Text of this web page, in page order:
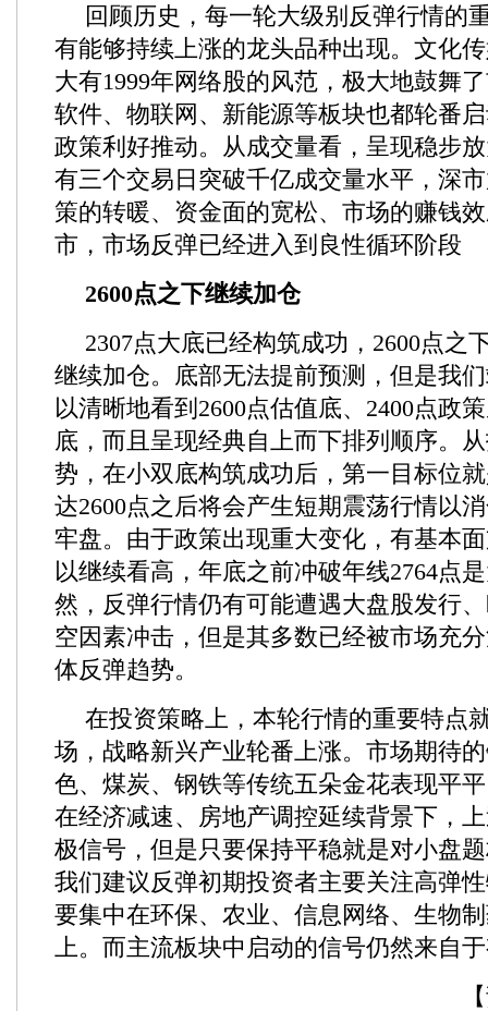
回顾历史，每一轮大级别反弹行情的
有能够持续上涨的龙头品种出现。文化
大有1999年网络股的风范，极大地鼓舞
软件、物联网、新能源等板块也都轮番
政策利好推动。从成交量看，呈现稳步
有三个交易日突破千亿成交量水平，深
策的转暖、资金面的宽松、市场的赚钱
市，市场反弹已经进入到良性循环阶段
2600点之下继续加仓
2307点大底已经构筑成功，2600点之
继续加仓。底部无法提前预测，但是我
以清晰地看到2600点估值底、2400点政
底，而且呈现经典自上而下排列顺序。
势，在小双底构筑成功后，第一目标位
达2600点之后将会产生短期震荡行情以
牢盘。由于政策出现重大变化，有基本
以继续看高，年底之前冲破年线2764点
然，反弹行情仍有可能遭遇大盘股发行
空因素冲击，但是其多数已经被市场充
体反弹趋势。
在投资策略上，本轮行情的重要特点
场，战略新兴产业轮番上涨。市场期待
色、煤炭、钢铁等传统五朵金花表现平
在经济减速、房地产调控延续背景下，
极信号，但是只要保持平稳就是对小盘
我们建议反弹初期投资者主要关注高弹
要集中在环保、农业、信息网络、生物
上。而主流板块中启动的信号仍然来自